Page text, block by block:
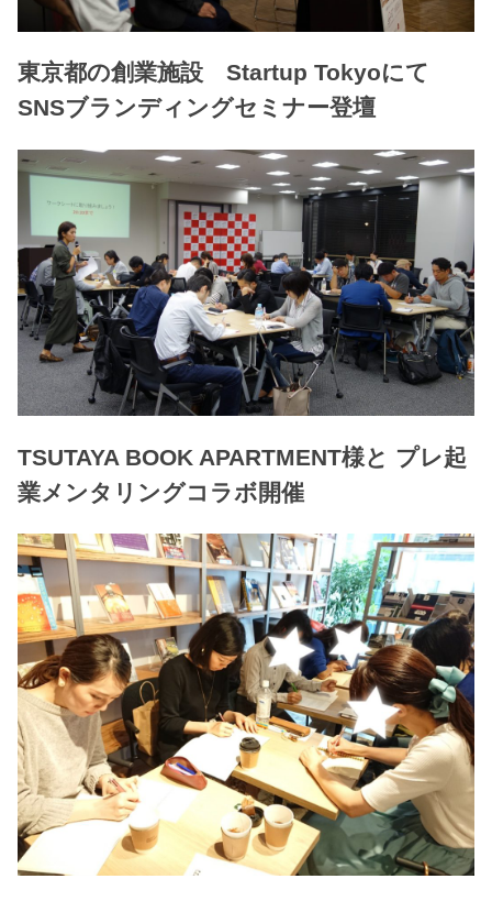
東京都の創業施設 Startup Tokyoにて
SNSブランディングセミナー登壇
TSUTAYA BOOK APARTMENT様と プレ起
業メンタリングコラボ開催